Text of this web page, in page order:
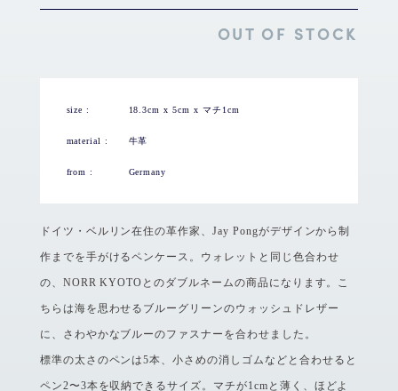
OUT OF STOCK
size : 18.3cm x 5cm x マチ1cm
material : 牛革
from : Germany
ドイツ・ベルリン在住の革作家、Jay Pongがデザインから制
作までを手がけるペンケース。ウォレットと同じ色合わせ
の、NORR KYOTOとのダブルネームの商品になります。こ
ちらは海を思わせるブルーグリーンのウォッシュドレザー
に、さわやかなブルーのファスナーを合わせました。
標準の太さのペンは5本、小さめの消しゴムなどと合わせると
ペン2〜3本を収納できるサイズ。マチが1cmと薄く、ほどよ